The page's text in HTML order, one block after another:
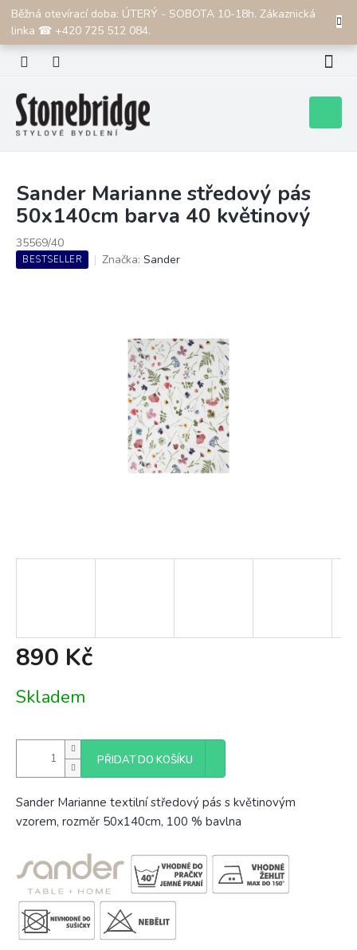
Přejít
obsah
Běžná otevírací doba: ÚTERÝ - SOBOTA 10-18h. Zákaznická
linka ☎ +420 725 512 084.
CZK
košík
Sander Marianne středový pás
50x140cm barva 40 květinový
35569/40
BESTSELLER Značka: Sander
890 Kč
cena:
Skladem
PŘIDAT DO KOŠÍKU
Sander Marianne textilní středový pás s květinovým
vzorem, rozměr 50x140cm, 100 % bavlna